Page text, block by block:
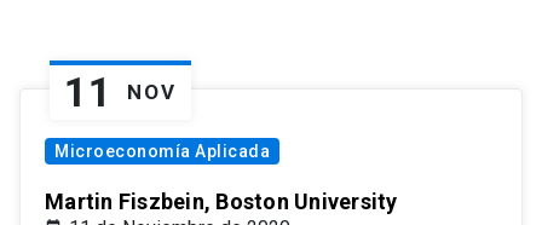
11 NOV
Microeconomía Aplicada
Martin Fiszbein, Boston University